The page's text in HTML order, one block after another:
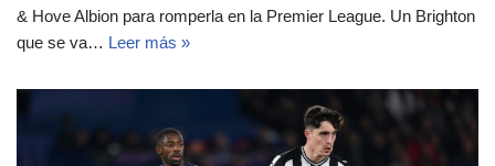
& Hove Albion para romperla en la Premier League. Un Brighton
que se va… Leer más »